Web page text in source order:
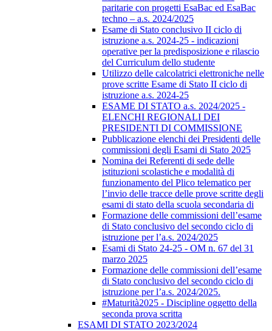
paritarie con progetti EsaBac ed EsaBac
techno – a.s. 2024/2025
Esame di Stato conclusivo II ciclo di
istruzione a.s. 2024-25 - indicazioni
operative per la predisposizione e rilascio
del Curriculum dello studente
Utilizzo delle calcolatrici elettroniche nelle
prove scritte Esame di Stato II ciclo di
istruzione a.s. 2024-25
ESAME DI STATO a.s. 2024/2025 -
ELENCHI REGIONALI DEI
PRESIDENTI DI COMMISSIONE
Pubblicazione elenchi dei Presidenti delle
commissioni degli Esami di Stato 2025
Nomina dei Referenti di sede delle
istituzioni scolastiche e modalità di
funzionamento del Plico telematico per
l’invio delle tracce delle prove scritte degli
esami di stato della scuola secondaria di
Formazione delle commissioni dell’esame
di Stato conclusivo del secondo ciclo di
istruzione per l’a.s. 2024/2025
Esami di Stato 24-25 - OM n. 67 del 31
marzo 2025
Formazione delle commissioni dell’esame
di Stato conclusivo del secondo ciclo di
istruzione per l’a.s. 2024/2025.
#Maturità2025 - Discipline oggetto della
seconda prova scritta
ESAMI DI STATO 2023/2024